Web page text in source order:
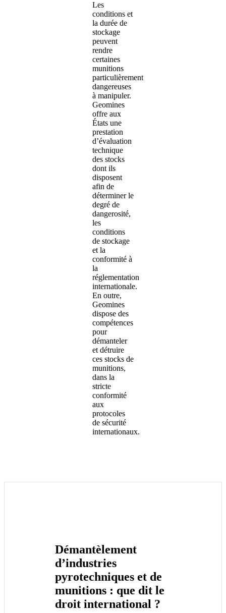
Les
conditions et
la durée de
stockage
peuvent
rendre
certaines
munitions
particulièrement
dangereuses
à manipuler.
Geomines
offre aux
États une
prestation
d’évaluation
technique
des stocks
dont ils
disposent
afin de
déterminer le
degré de
dangerosité,
les
conditions
de stockage
et la
conformité à
la
réglementation
internationale.
En outre,
Geomines
dispose des
compétences
pour
démanteler
et détruire
ces stocks de
munitions,
dans la
stricte
conformité
aux
protocoles
de sécurité
internationaux.
Démantèlement
d’industries
pyrotechniques et de
munitions : que dit le
droit international ?